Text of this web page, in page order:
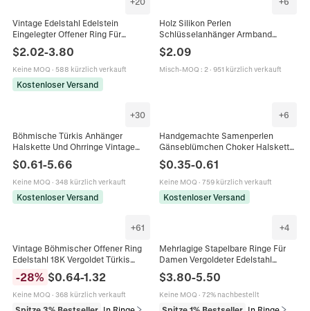
Vintage Edelstahl Edelstein
Eingelegter Offener Ring Für
Geometrischer Fingerring Schmuck
Zubehör
$2.02-3.80
Keine MOQ · 588 kürzlich verkauft
Kostenloser Versand
Holz Silikon Perlen
Schlüsselanhänger Armband
Mit Lederquaste Und Holzscheibe
Boho Stil
$2.09
Misch-MOQ : 2· 951 kürzlich verkauft
+30
Böhmische Türkis Anhänger
Halskette Und Ohrringe Vintage
Ethnischen Stil Legierung Wildleder
Schnur Für Frauen
$0.61-5.66
Keine MOQ · 348 kürzlich verkauft
Kostenloser Versand
+6
Handgemachte Samenperlen
Gänseblümchen Choker Halskette
Bunt Böhmisch Legierung
Verlängerungskette Schmuck Für
Damen
$0.35-0.61
Keine MOQ · 759 kürzlich verkauft
Kostenloser Versand
+61
Vintage Böhmischer Offener Ring
Edelstahl 18K Vergoldet Türkis
Tigerauge Verstellbarer Retro
Schmuck Für Damen
-28% $0.64-1.32
Keine MOQ · 368 kürzlich verkauft
+4
Mehrlagige Stapelbare Ringe Für
Damen Vergoldeter Edelstahl
Zirkonia Sonne Muschel Herz
Vintage Böhmischer Schmuck
$3.80-5.50
Keine MOQ · 72% nachbestellt